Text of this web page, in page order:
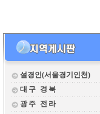
설경인(서울경기인천)
대구 경북
광주 전라